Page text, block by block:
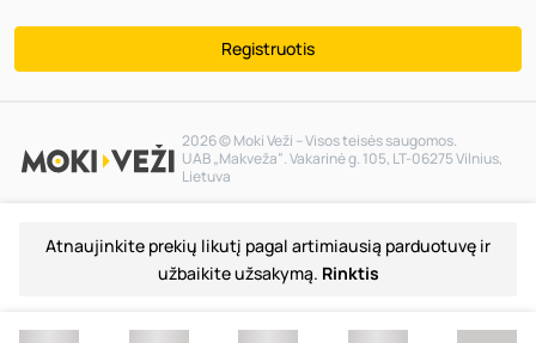
Atnaujinkite prekių likutį pagal artimiausią parduotuvę ir
užbaikite užsakymą. Rinktis
Registruotis
2026 © Moki Veži – Visos teisės saugomos.
UAB „Makveža“. Vakarinė g. 105, LT-06275 Vilnius,
Lietuva